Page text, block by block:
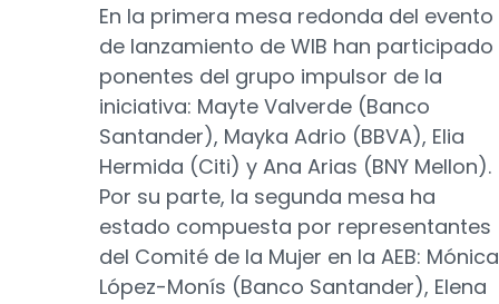
En la primera mesa redonda del evento
de lanzamiento de WIB han participado
ponentes del grupo impulsor de la
iniciativa: Mayte Valverde (Banco
Santander), Mayka Adrio (BBVA), Elia
Hermida (Citi) y Ana Arias (BNY Mellon).
Por su parte, la segunda mesa ha
estado compuesta por representantes
del Comité de la Mujer en la AEB: Mónica
López-Monís (Banco Santander), Elena